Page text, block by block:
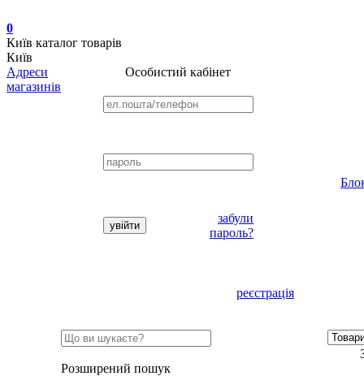
0
Київ каталог товарів
Київ
Адреси
магазинів
Особистий кабінет
забули
пароль?
реєстрація
Розширений пошук